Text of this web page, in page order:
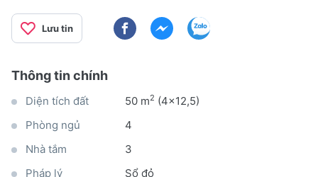
Lưu tin
Thông tin chính
Diện tích đất 50 m2 (4x12,5)
Phòng ngủ
4
Nhà tắm
3
Pháp lý
Sổ đỏ